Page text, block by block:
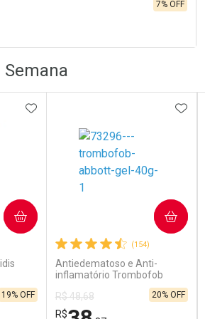
7% OFF
Semana
19% OFF
ADICIONAR AOS FAVORITOS
(154)
Antiedematoso e Anti-
inflamatório Trombofob
R$ 48,68
R$
20% OFF
COMPRAR